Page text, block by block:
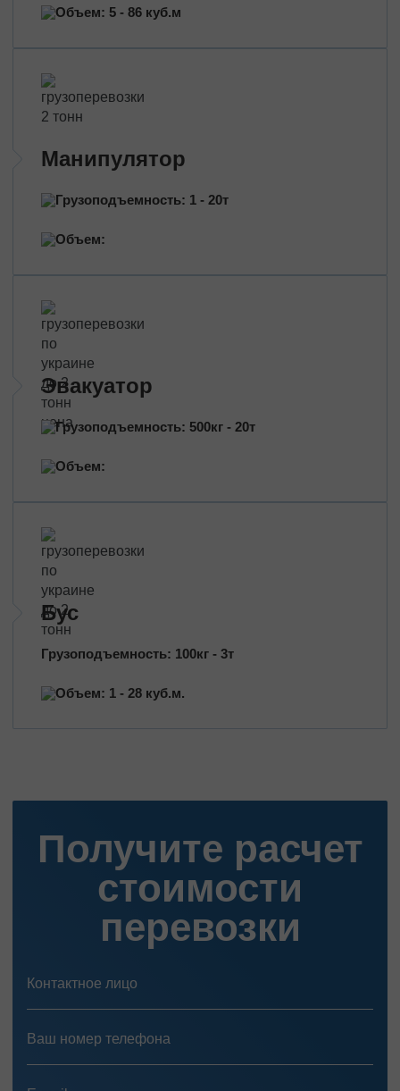
Перевозка нефтепродуктов
Объем: 5 - 86 куб.м
Манипулятор
Грузоподъемность: 1 - 20т
Объем:
Эвакуатор
Грузоподъемность: 500кг - 20т
Объем:
Бус
Грузоподъемность: 100кг - 3т
Объем: 1 - 28 куб.м.
Получите расчет
стоимости
перевозки